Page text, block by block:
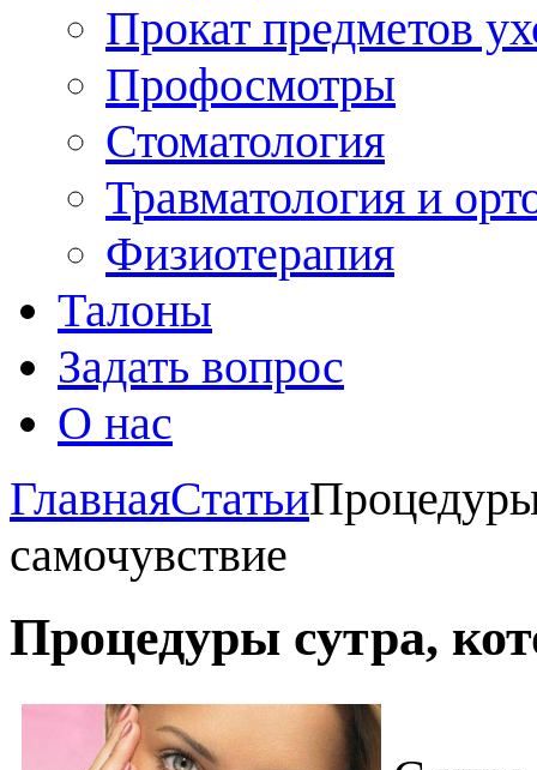
Прокат предметов
Профосмотры
Стоматология
Травматология и
Физиотерапия
Талоны
Задать вопрос
О нас
ГлавнаяСтатьи
самочувствие
Процедуры сутра,